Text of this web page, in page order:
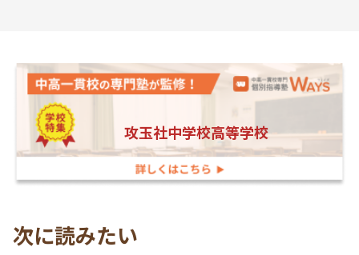
攻玉社中学校高等学校
次に読みたい